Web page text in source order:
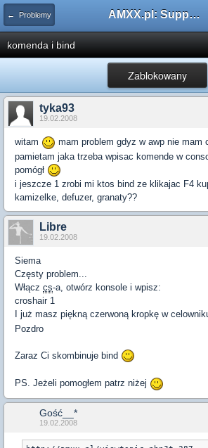
← Problemy AMXX.pl: Support AMX Mod X i SourceMod
komenda i bind
Zablokowany
tyka93
19.02.2008
witam mam problem gdyz w awp nie mam
pamietam jaka trzeba wpisac komende w
pomógł
i jeszcze 1 zrobi mi ktos bind ze klikajac F4
kamizelke, defuzer, granaty??
Libre
19.02.2008
Siema
Częsty problem...
Włącz cs-a, otwórz konsole i wpisz:
croshair 1
I już masz piękną czerwoną kropkę w
Pozdro
Zaraz Ci skombinuje bind
PS. Jeżeli pomogłem patrz niżej
Gość__*
19.02.2008